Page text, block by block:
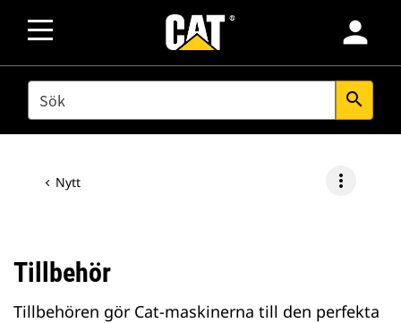
person
SEARCH search
Nytt more_vert
Tillbehör
Tillbehören gör Cat-maskinerna till den perfekta